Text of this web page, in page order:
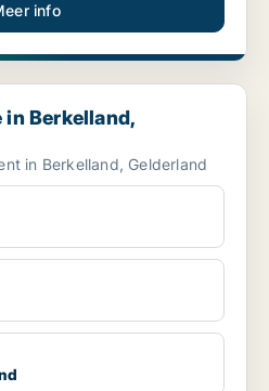
info
Gelderland
in Berkelland,
in Berkelland, Gelderland